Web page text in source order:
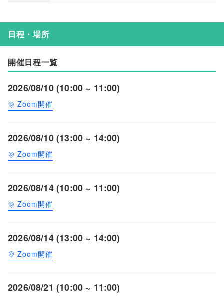
日程・場所
開催日程一覧
2026/08/10 (10:00 ~ 11:00)
Zoom開催
2026/08/10 (13:00 ~ 14:00)
Zoom開催
2026/08/14 (10:00 ~ 11:00)
Zoom開催
2026/08/14 (13:00 ~ 14:00)
Zoom開催
2026/08/21 (10:00 ~ 11:00)